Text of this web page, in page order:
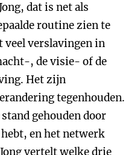
dat is net als
routine zien te
veel verslavingen in
, de visie- of de
Het zijn
tegenhouden.
gehouden door
en het netwerk
vertelt welke drie